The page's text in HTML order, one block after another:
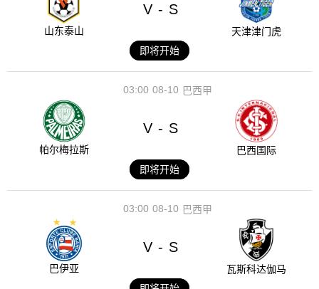
山东泰山
V - S
天津津门虎
即将开始
08-10
03:00 巴西甲
帕尔梅拉斯
V - S
巴西国际
即将开始
08-10
03:00 巴西甲
巴伊亚
V - S
瓦斯科达伽马